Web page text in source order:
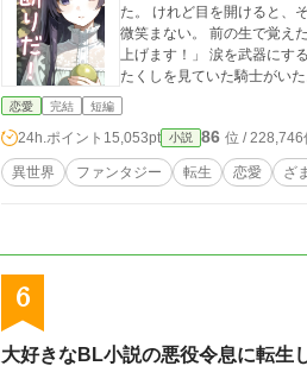
た。 けれど目を開けると、
微笑まない。 前の生で覚え
上げます！」 涙を武器にす
たくしを見ていた騎士がい
恋愛 完結 短編
24h.ポイント 15,053pt 小説 86 位 / 228,746
異世界 ファンタジー 転生 恋愛 ざ
6
大好きなBL小説の悪役令息に転生